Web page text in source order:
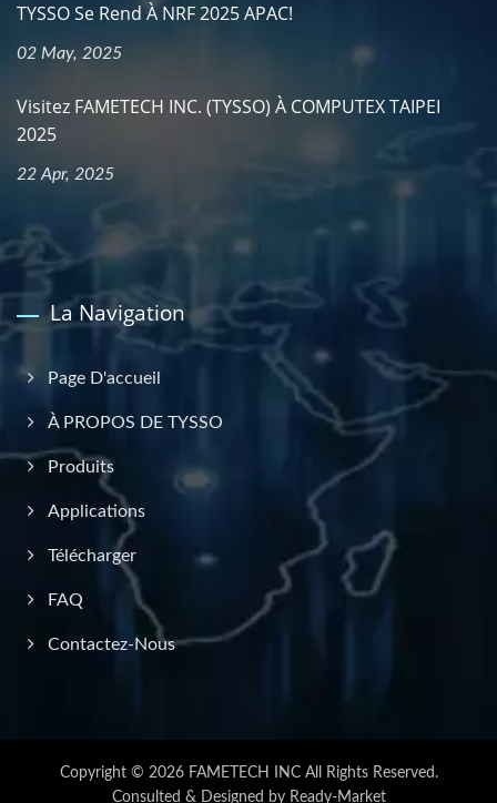
TYSSO Se Rend À NRF 2025 APAC!
02 May, 2025
Visitez FAMETECH INC. (TYSSO) À COMPUTEX TAIPEI
2025
22 Apr, 2025
La Navigation
Page D'accueil
À PROPOS DE TYSSO
Produits
Applications
Télécharger
FAQ
Contactez-Nous
Copyright © 2026 FAMETECH INCAll Rights Reserved.
Consulted & Designed by Ready-Market